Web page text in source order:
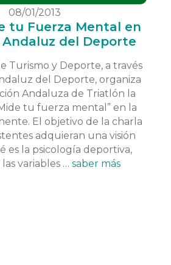
08/01/2013
tu Fuerza Mental en
del Deporte
Turismo y Deporte, a través
del Deporte, organiza
Andaluza de Triatlón la
tu fuerza mental” en la
El objetivo de la charla
adquieran una visión
es la psicología deportiva,
variables … saber más